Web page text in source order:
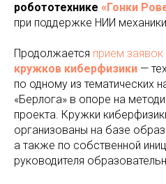
робототехнике «Гонки
при поддержке НИИ
Продолжается прием заявок
кружков киберфизики —
по одному из тематических
«Берлога» в опоре на
проекта. Кружки
организованы на базе
а также по собственной
руководителя